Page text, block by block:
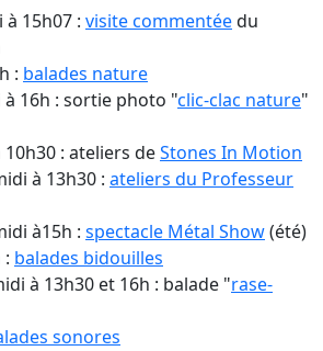
15h07 : visite commentéedu
: balades nature
16h : sortie photo "clic-clac nature"
: ateliers deStones In Motion
à 13h30 : ateliers du Professeur
à15h : spectacle Métal Show(été)
balades bidouilles
à 13h30 et 16h : balade "rase-
sonores